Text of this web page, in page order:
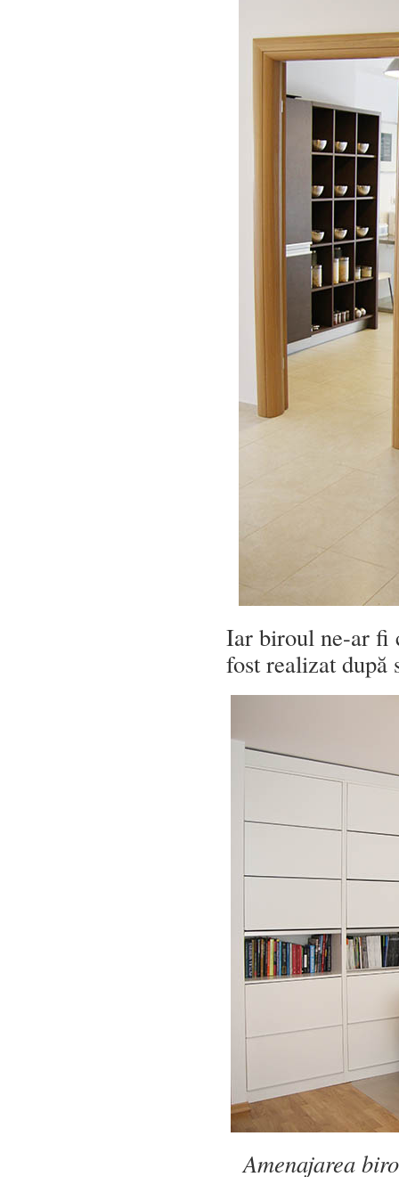
Iar biroul ne-ar fi
fost realizat după
Amenajarea